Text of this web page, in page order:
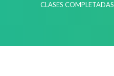
CLASES COMPLETADAS